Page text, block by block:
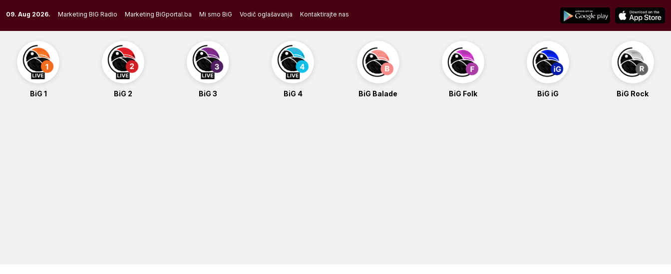
to
content
09. Aug 2026. Marketing BIG Radio Marketing BiGportal.ba Mi smo BiG Vodič oglašavanja Kontaktirajte nas
BiG 1 BiG 2 BiG 3 BiG 4 BiG Balade BiG Folk BiG iG BiG Rock